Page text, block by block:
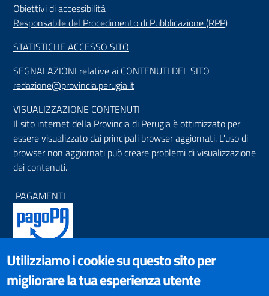
Obiettivi di accessibilità
Responsabile del Procedimento di Pubblicazione (RPP)
STATISTICHE ACCESSO SITO
SEGNALAZIONI relative ai CONTENUTI DEL SITO
redazione@provincia.perugia.it
VISUALIZZAZIONE CONTENUTI
Il sito internet della Provincia di Perugia è ottimizzato per
essere visualizzato dai principali browser aggiornati. L'uso di
browser non aggiornati può creare problemi di visualizzazione
dei contenuti.
PAGAMENTI
SOCIAL NETWORKS
Pagina Facebook
Profilo Instagram
Utilizziamo i cookie su questo sito per
migliorare la tua esperienza utente